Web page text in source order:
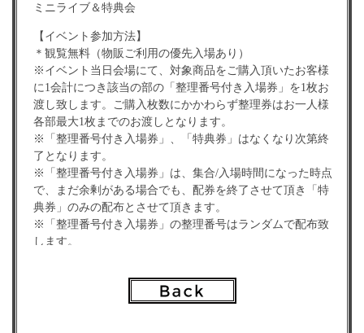
ミニライブ＆特典会
【イベント参加方法】
＊観覧無料（物販ご利用の優先入場あり）
※イベント当日会場にて、対象商品をご購入頂いたお客様
に1会計につき該当の部の「整理番号付き入場券」を1枚お
渡し致します。ご購入枚数にかかわらず整理券はお一人様
各部最大1枚までのお渡しとなります。
※「整理番号付き入場券」、「特典券」はなくなり次第終
了となります。
※「整理番号付き入場券」は、集合/入場時間になった時点
で、まだ余剰がある場合でも、配券を終了させて頂き「特
典券」のみの配布とさせて頂きます。
※「整理番号付き入場券」の整理番号はランダムで配布致
します。
尾のご入場になる場合がございます。
※ご入場の際、先にご入場されたお客様は、後から来られ